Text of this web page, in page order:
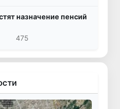
назначение пенсий
475